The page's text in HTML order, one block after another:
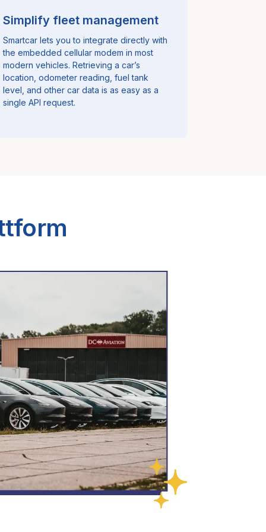
Simplify fleet management
Smartcar lets you to integrate directly with
the embedded cellular modem in most
modern vehicles. Retrieving a car’s
location, odometer reading, fuel tank
level, and other car data is as easy as a
single API request.